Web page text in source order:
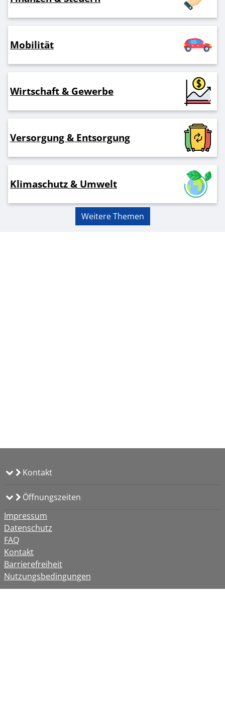
Mobilität
Wirtschaft & Gewerbe
Versorgung & Entsorgung
Klimaschutz & Umwelt
Weitere Themen
Kontakt
Öffnungszeiten
Impressum
Datenschutz
FAQ
Kontakt
Barrierefreiheit
Nutzungsbedingungen